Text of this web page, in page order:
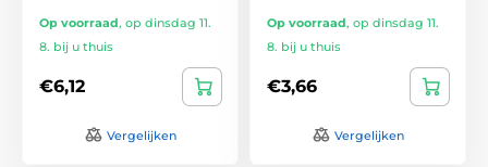
Op voorraad, op dinsdag 11.
8. bij u thuis
€6,12
Vergelijken
Op voorraad, op dinsdag 11.
8. bij u thuis
€3,66
Vergelijken